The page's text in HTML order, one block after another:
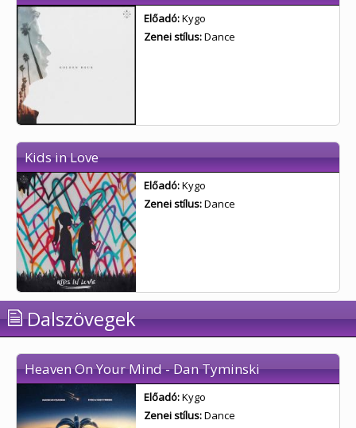
Előadó:Kygo
Zenei stílus:Dance
Kids in Love
Előadó:Kygo
Zenei stílus:Dance
Dalszövegek
Heaven On Your Mind - Dan Tyminski
Előadó:Kygo
Zenei stílus:Dance